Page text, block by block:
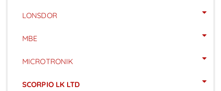
LONSDOR
MBE
MICROTRONIK
SCORPIO LK LTD